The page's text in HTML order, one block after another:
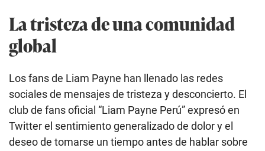
La tristeza de una comunidad
global
Los fans de Liam Payne han llenado las redes
sociales de mensajes de tristeza y desconcierto. El
club de fans oficial “Liam Payne Perú” expresó en
Twitter el sentimiento generalizado de dolor y el
deseo de tomarse un tiempo antes de hablar sobre